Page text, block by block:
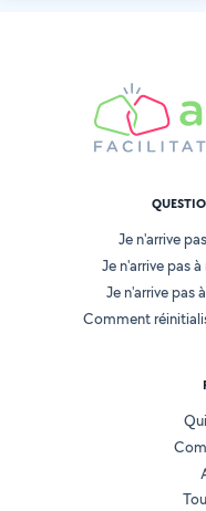
Je n'arrive
Je n'arrive pas
Je n'arrive pas
Comment